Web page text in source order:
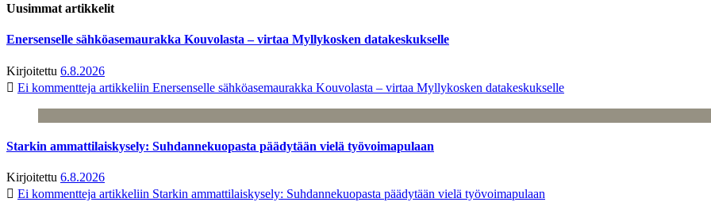
Uusimmat artikkelit
Enersenselle sähköasemaurakka Kouvolasta – virtaa Myllykosken datakeskukselle
Kirjoitettu 6.8.2026
Ei kommentteja artikkeliin Enersenselle sähköasemaurakka Kouvolasta – virtaa Myllykosken datakeskukselle
Starkin ammattilaiskysely: Suhdannekuopasta päädytään vielä työvoimapulaan
Kirjoitettu 6.8.2026
Ei kommentteja artikkeliin Starkin ammattilaiskysely: Suhdannekuopasta päädytään vielä työvoimapulaan